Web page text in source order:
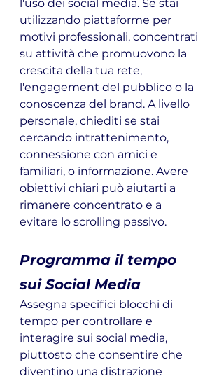
l'uso dei social media. Se stai
utilizzando piattaforme per
motivi professionali, concentrati
su attività che promuovono la
crescita della tua rete,
l'engagement del pubblico o la
conoscenza del brand. A livello
personale, chiediti se stai
cercando intrattenimento,
connessione con amici e
familiari, o informazione. Avere
obiettivi chiari può aiutarti a
rimanere concentrato e a
evitare lo scrolling passivo.
Programma il tempo
sui Social Media
Assegna specifici blocchi di
tempo per controllare e
interagire sui social media,
piuttosto che consentire che
diventino una distrazione